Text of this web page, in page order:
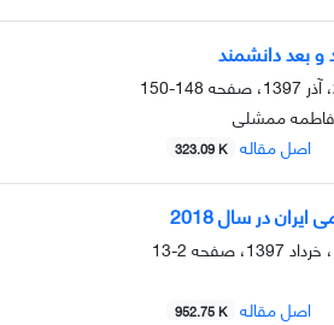
و بعد دانشمند
148-150
فاطمه ممشلی
اصل مقاله 323.09 K
در سال 2018
2-13
اصل مقاله 952.75 K